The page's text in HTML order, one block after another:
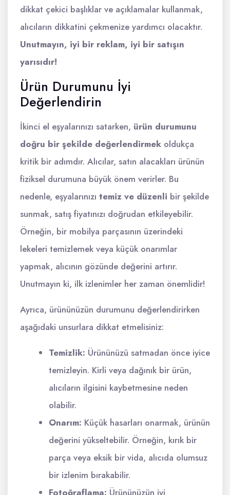
dikkat çekici başlıklar ve açıklamalar kullanmak,
alıcıların dikkatini çekmenize yardımcı olacaktır.
Unutmayın, iyi bir reklam, iyi bir satışın
yarısıdır!
Ürün Durumunu İyi
Değerlendirin
İkinci el eşyalarınızı satarken, ürün durumunu
doğru bir şekilde değerlendirmek oldukça
kritik bir adımdır. Alıcılar, satın alacakları ürünün
fiziksel durumuna büyük önem verirler. Bu
nedenle, eşyalarınızı temiz ve düzenli bir şekilde
sunmak, satış fiyatınızı doğrudan etkileyebilir.
Örneğin, bir mobilya parçasının üzerindeki
lekeleri temizlemek veya küçük onarımlar
yapmak, alıcının gözünde değerini artırır.
Unutmayın ki, ilk izlenimler her zaman önemlidir!
Ayrıca, ürününüzün durumunu değerlendirirken
aşağıdaki unsurlara dikkat etmelisiniz:
Temizlik: Ürününüzü satmadan önce iyice
temizleyin. Kirli veya dağınık bir ürün,
alıcıların ilgisini kaybetmesine neden
olabilir.
Onarım: Küçük hasarları onarmak, ürünün
değerini yükseltebilir. Örneğin, kırık bir
parça veya eksik bir vida, alıcıda olumsuz
bir izlenim bırakabilir.
Fotoğraflama: Ürününüzün iyi